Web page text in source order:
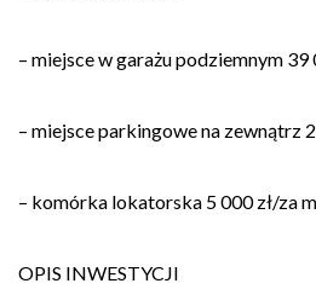
– miejsce w garażu podziemnym 39
– miejsce parkingowe na zewnątrz
– komórka lokatorska 5 000 zł/za
OPIS INWESTYCJI